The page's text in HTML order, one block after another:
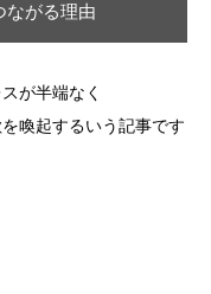
ながる理由
が半端なく
喚起するいう記事です